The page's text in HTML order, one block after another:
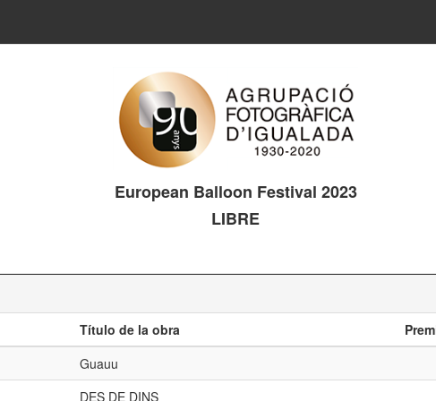
European Balloon Festival 2023
LIBRE
Título de la obra
Guauu
DES DE DINS